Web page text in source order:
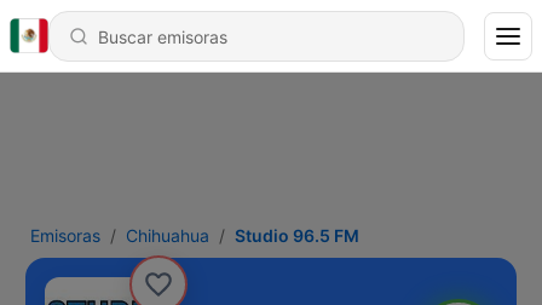
Emisoras Chihuahua Studio 96.5 FM